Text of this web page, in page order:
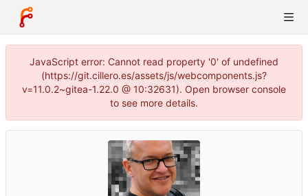
JavaScript error: Cannot read property '0' of undefined
(https://git.cillero.es/assets/js/webcomponents.js?
v=11.0.2~gitea-1.22.0 @ 10:32631). Open browser console
to see more details.